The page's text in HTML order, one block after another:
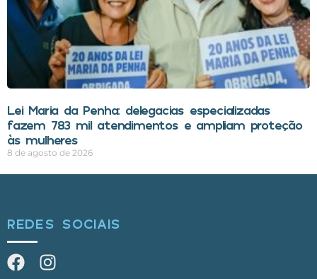
Lei Maria da Penha: delegacias especializadas
fazem 783 mil atendimentos e ampliam proteção
às mulheres
8 de agosto de 2026
REDES SOCIAIS